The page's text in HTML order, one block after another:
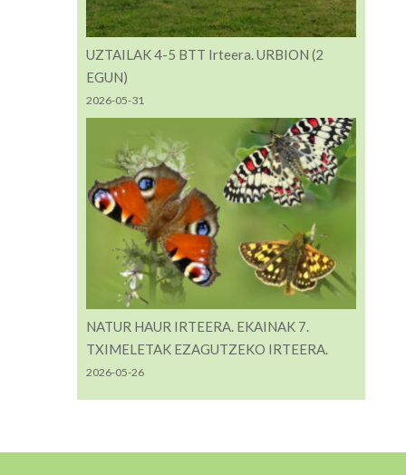
UZTAILAK 4-5 BTT Irteera. URBION (2
EGUN)
2026-05-31
NATUR HAUR IRTEERA. EKAINAK 7.
TXIMELETAK EZAGUTZEKO IRTEERA.
2026-05-26